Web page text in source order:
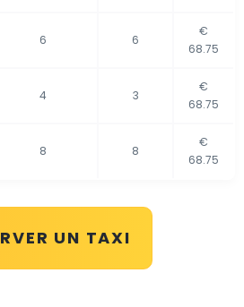
6 6
€
68.75
4 3
€
68.75
8 8
€
68.75
UN TAXI